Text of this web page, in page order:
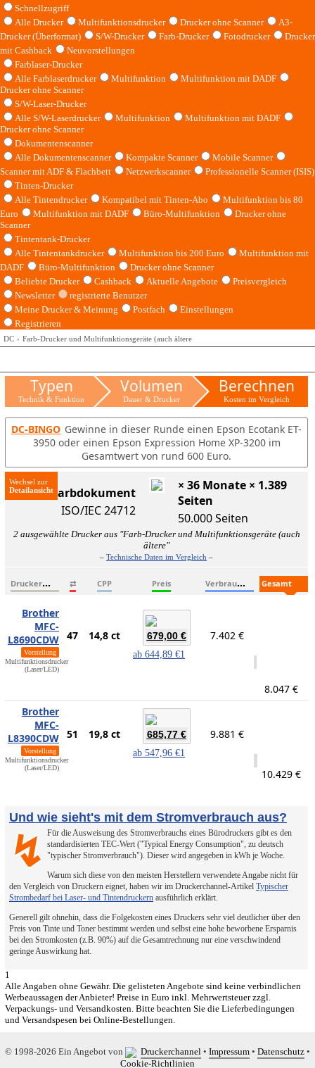
Schnellzugriff
Alle Drucker
Multifunktionsdrucker Drucker ohne Scanner
A3-
Drucker (Überformat)
S/W-Drucker Farb-Drucker Fotodrucker
Drucker
mit Cashback
Neuvorstellungen
Farblaser-Drucker
Alle Farblaserdrucker
Multifunktion
Multifunktion mit DADF
Drucker ohne Scanner
S/W-Laser-Drucker
Alle S/W-Laserdrucker
Multifunktion
Multifunktion mit DADF
Drucker ohne Scanner
Dokumentenscanner
Alle Dokumentenscanner
Kompakte Scanner
Mobile Scanner
Scanner mit ADF & Flachbett
Netzwerkscanner
Professionelle Scanner (ISIS)
Tinten-Drucker
Alle Tintendrucker
Kompatibel mit Tinten-Abo
Multifunktion bis 80
Euro
Multifunktion mit DADF Büro-Multifunktion
Drucker ohne
Scanner
Tintentank-Drucker
Alle Tintentankdrucker
Multifunktion bis 200 Euro
Multifunktion mit
DADF
Büro-Multifunktion
Drucker ohne Scanner
Beliebte Drucker
Cashback Aktuelle Angebote
Preisvergleich
Newsletter
registrierte Benutzer
Meine Drucker & Meinung
Postfach
Einstellungen
Registrieren
DC Farb-Drucker und Multifunktionsgeräte (auch ältere
Typen
Technik & Funktion
Volumen
Dauer & Drucker
Berechnen
Kosten im Vergleich
DC-BINGO Gewinne in dieser Runde einen Epson Ecotank ET-
3950 oder einen Epson Expression Home XP-3200 im
Gesamtwert von rund 600 Euro.
Wechsel zur
ISO-Farbdokument
ISO/IEC 24712
× 36 Monate × 1.389
Seiten
50.000 Seiten
2 ausgewählte Drucker aus "Farb-Drucker und Multifunktionsgeräte (auch
ältere"
– Technische Daten im Vergleich –
D
ruckername ⇄ CPP Preis V
erbrauchsmaterialien
Brother
MFC-
L8690CDW
Vorstellung
Multifunktionsdrucker
(Laser/LED)
47 14,8 ct 679,00 €
ab 644,89 €1
7.402 €
8.047 €
Brother
MFC-
L8390CDW
Vorstellung
Multifunktionsdrucker
(Laser/LED)
51 19,8 ct 685,77 €
ab 547,96 €1
9.881 €
10.429 €
Und wie sieht's mit dem Stromverbrauch aus?
↯
Für die Ausweisung des Stromverbrauchs eines Bürodruckers gibt es den
standardisierten TEC-Wert ("Typical Energy Consumption", zu deutsch
"typischer Stromverbrauch"). Dieser wird angegeben in kWh je Woche.
Warum sich diese von den meisten Herstellern verwendete Angabe nicht für
den Vergleich von Druckern eignet, haben wir im Druckerchannel-Artikel Typischer
Strombedarf bei Laser- und Tintendruckern ausführlich erklärt.
Generell gilt ohnehin, dass die Folgekosten eines Druckers sehr viel deutlicher über den
Preis von Tinte und Toner bestimmt werden und selbst eine hohe beworbene Ersparnis
bei den Stromkosten (z.B. 90%) auf die Gesamtrechnung nur eine verschwindend
geringe Auswirkung hat.
1
Alle Angaben ohne Gewähr. Die gelisteten Angebote sind keine verbindlichen
Werbeaussagen der Anbieter! Preise in Euro inkl. Mehrwertsteuer zzgl.
Verpackungs- und Versandkosten. Bitte beachten Sie die Lieferbedingungen
und Versandspesen bei Online-Bestellungen.
© 1998-2026 Ein Angebot von Druckerchannel • Impressum • Datenschutz •
Cookie-Richtlinien